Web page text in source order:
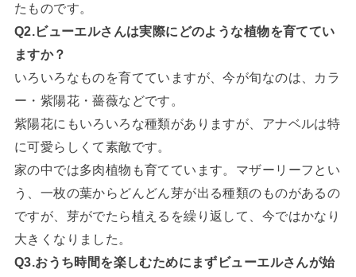
たものです。
Q2.ビューエルさんは実際にどのような植物を育ててい
ますか？
いろいろなものを育てていますが、今が旬なのは、カラ
ー・紫陽花・薔薇などです。
紫陽花にもいろいろな種類がありますが、アナベルは特
に可愛らしくて素敵です。
家の中では多肉植物も育てています。マザーリーフとい
う、一枚の葉からどんどん芽が出る種類のものがあるの
ですが、芽がでたら植えるを繰り返して、今ではかなり
大きくなりました。
Q3.おうち時間を楽しむためにまずビューエルさんが始